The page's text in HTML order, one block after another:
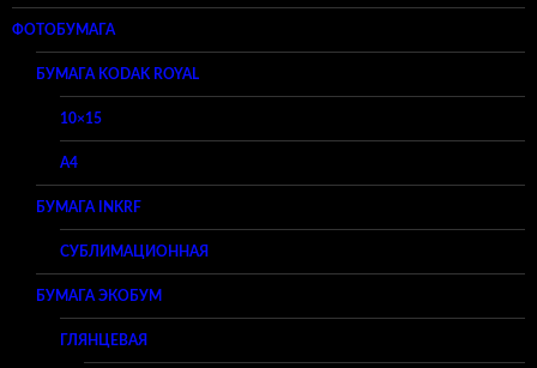
ФОТОБУМАГА
БУМАГА KODAK ROYAL
10×15
A4
БУМАГА INKRF
СУБЛИМАЦИОННАЯ
БУМАГА ЭКОБУМ
ГЛЯНЦЕВАЯ